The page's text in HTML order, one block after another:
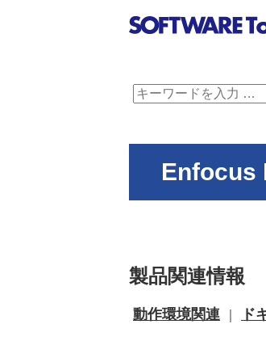
Enfocus
製品関連情報
動作環境関連 ド